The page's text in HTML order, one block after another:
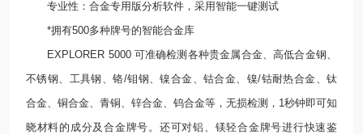
专业性：合金专用版分析软件，采用智能一键测试
*拥有500多种牌号的智能合金库
EXPLORER 5000 可准确检测各种贵金属合金、高低合金钢、
不锈钢、工具钢、铬/钼钢、镍合金、钴合金、镍/钴耐热合金、钛
合金、铜合金、青铜、锌合金、钨合金等，无损检测，1秒钟即可知
晓材料的成分及合金牌号。还可对铝、镁轻合金牌号进行快速鉴